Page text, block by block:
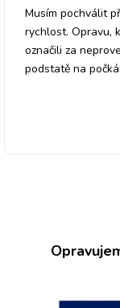
Musím pochválit
rychlost. Opravu,
označili za
podstatě na